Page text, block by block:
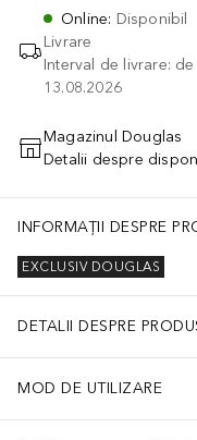
Online: Disponibil
Livrare
Interval de livrare:
13.08.2026
Magazinul Douglas
Detalii despre
INFORMAȚII DESPRE
EXCLUSIV DOUGLAS
DETALII DESPRE
MOD DE UTILIZARE